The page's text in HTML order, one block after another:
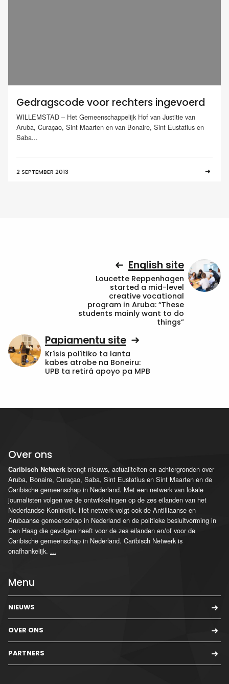
Gedragscode voor rechters ingevoerd
WILLEMSTAD – Het Gemeenschappelijk Hof van Justitie van
Aruba, Curaçao, Sint Maarten en van Bonaire, Sint Eustatius en
Saba...
2 SEPTEMBER 2013
English site
Loucette Reppenhagen
started a mid-level
creative vocational
program in Aruba: “These
students mainly want to do
things”
Papiamentu site
Krísis polítiko ta lanta
kabes atrobe na Boneiru:
UPB ta retirá apoyo pa MPB
Over ons
Caribisch Netwerk brengt nieuws, actualiteiten en achtergronden over
Aruba, Bonaire, Curaçao, Saba, Sint Eustatius en Sint Maarten en de
Caribische gemeenschap in Nederland. Met een netwerk van lokale
journalisten volgen we de ontwikkelingen op de zes eilanden van het
Nederlandse Koninkrijk. Het netwerk volgt ook de Antilliaanse en
Arubaanse gemeenschap in Nederland en de politieke besluitvorming in
Den Haag die gevolgen heeft voor de zes eilanden en/of voor de
Caribische gemeenschap in Nederland. Caribisch Netwerk is
onafhankelijk. ...
Menu
NIEUWS
OVER ONS
PARTNERS